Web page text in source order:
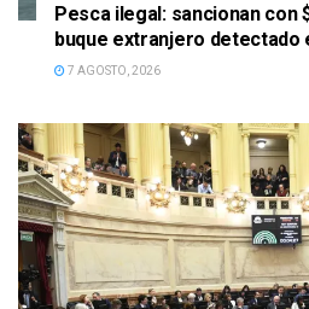
Pesca ilegal: sancionan con
buque extranjero detectado
7 AGOSTO, 2026